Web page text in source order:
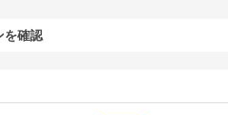
を確認